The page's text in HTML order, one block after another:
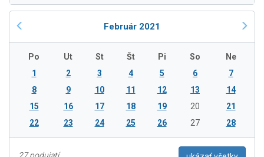
Február 2021
Po Ut St Št Pi So
Ne
1
2 3 4 5 6
7
8
9 10 11 12 13
14
15
16 17 18 19 20
21
22
23 24 25 26 27 28